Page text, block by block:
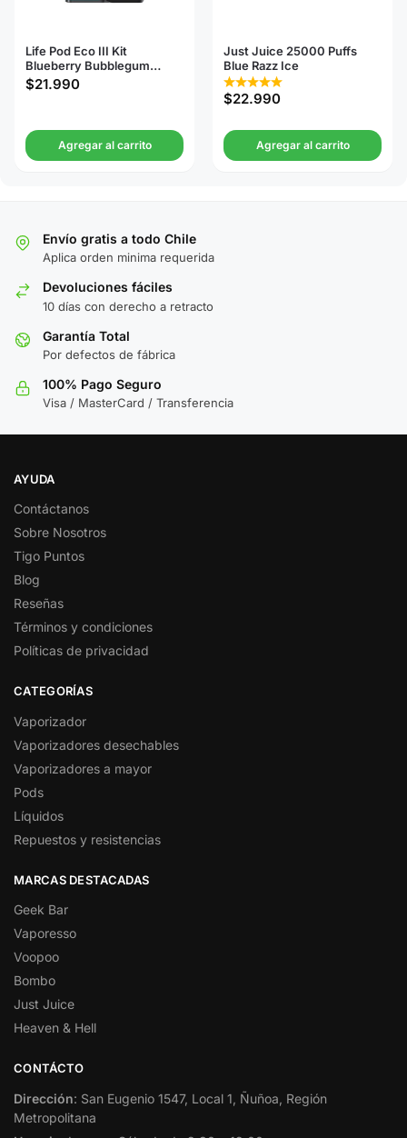
Life Pod Eco III Kit
Blueberry Bubblegum
20000 Puffs
$21.990
Agregar al carrito
Just Juice 25000 Puffs
Blue Razz Ice
$22.990
Agregar al carrito
Envío gratis a todo Chile
Aplica orden minima requerida
Devoluciones fáciles
10 días con derecho a retracto
Garantía Total
Por defectos de fábrica
100% Pago Seguro
Visa / MasterCard / Transferencia
AYUDA
Contáctanos
Sobre Nosotros
Tigo Puntos
Blog
Reseñas
Términos y condiciones
Políticas de privacidad
CATEGORÍAS
Vaporizador
Vaporizadores desechables
Vaporizadores a mayor
Pods
Líquidos
Repuestos y resistencias
MARCAS DESTACADAS
Geek Bar
Vaporesso
Voopoo
Bombo
Just Juice
Heaven & Hell
CONTÁCTO
Dirección: San Eugenio 1547, Local 1, Ñuñoa, Región
Metropolitana